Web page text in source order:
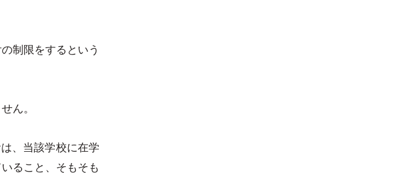
制限をするという
ん。
、当該学校に在学
ること、そもそも